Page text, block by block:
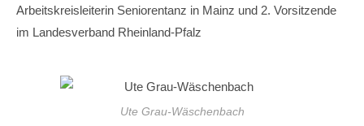
Arbeitskreisleiterin Seniorentanz in Mainz und 2. Vorsitzende
im Landesverband Rheinland-Pfalz
Ute Grau-Wäschenbach